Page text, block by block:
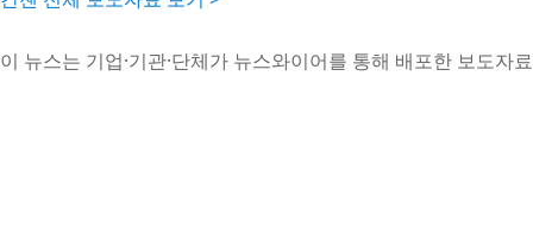
이 뉴스는 기업·기관·단체가 뉴스와이어를 통해 배포한 보도자